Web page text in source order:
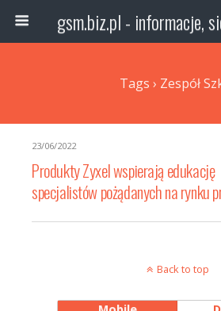
Tags › Zespół
23/06/2022
Produkty Zyxel wspierają edukację
specjalistów pożądanych na rynku
Back to top